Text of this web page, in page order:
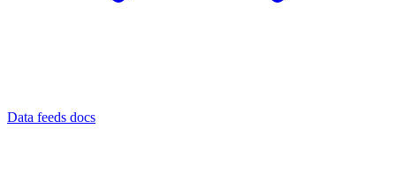
Data feeds docs